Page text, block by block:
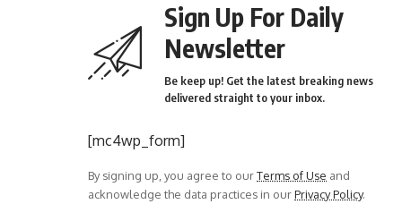
Sign Up For Daily
Newsletter
Be keep up! Get the latest breaking news
delivered straight to your inbox.
[mc4wp_form]
By signing up, you agree to ourTerms of Use and
acknowledge the data practices in ourPrivacy Policy.